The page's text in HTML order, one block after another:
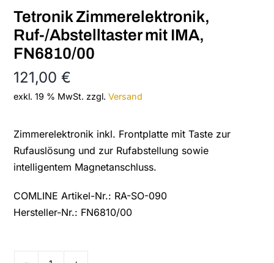
Hersteller
Support
Tetronik Zimmerelektronik,
Ruf-/Abstelltaster mit IMA,
FN6810/00
121,00€
exkl. 19 % MwSt. zzgl.Versand
Zimmerelektronik inkl. Frontplatte mit Taste zur
Rufauslösung und zur Rufabstellung sowie
intelligentem Magnetanschluss.
COMLINE Artikel-Nr.: RA-SO-090
Hersteller-Nr.: FN6810/00